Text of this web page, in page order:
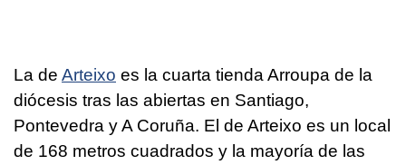
La de Arteixo es la cuarta tienda Arroupa de la
diócesis tras las abiertas en Santiago,
Pontevedra y A Coruña. El de Arteixo es un local
de 168 metros cuadrados y la mayoría de las